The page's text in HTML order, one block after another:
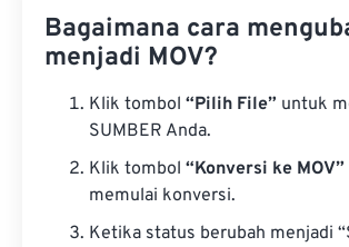
Bagaimana cara
menjadi MOV?
Klik tombol “Pilih File” untuk
SUMBER Anda.
Klik tombol “Konversi ke MOV”
memulai konversi.
Ketika status berubah menjadi